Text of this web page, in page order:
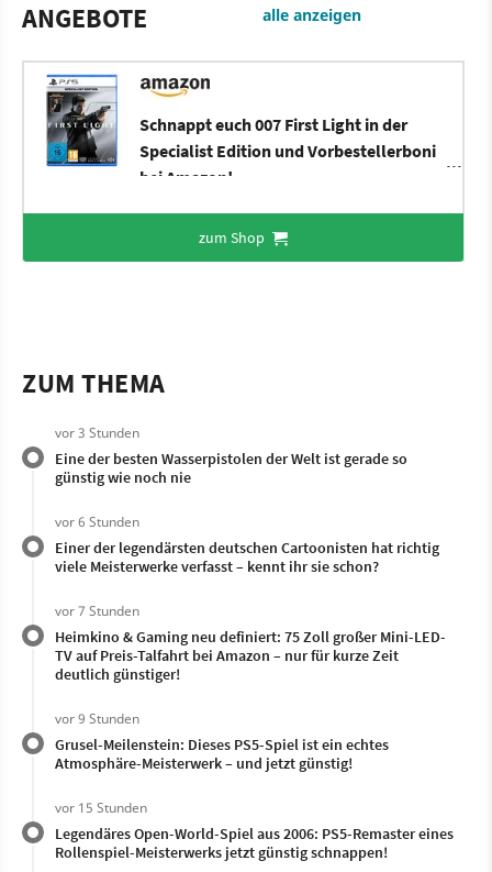
ANGEBOTE alle anzeigen
Schnappt euch 007 First Light in der
Specialist Edition und Vorbestellerboni
bei Amazon!
zum Shop
ZUM THEMA
vor 3 Stunden
Eine der besten Wasserpistolen der Welt ist gerade so
günstig wie noch nie
vor 6 Stunden
Einer der legendärsten deutschen Cartoonisten hat richtig
viele Meisterwerke verfasst – kennt ihr sie schon?
vor 7 Stunden
Heimkino & Gaming neu definiert: 75 Zoll großer Mini-LED-
TV auf Preis-Talfahrt bei Amazon – nur für kurze Zeit
deutlich günstiger!
vor 9 Stunden
Grusel-Meilenstein: Dieses PS5-Spiel ist ein echtes
Atmosphäre-Meisterwerk – und jetzt günstig!
vor 15 Stunden
Legendäres Open-World-Spiel aus 2006: PS5-Remaster eines
Rollenspiel-Meisterwerks jetzt günstig schnappen!